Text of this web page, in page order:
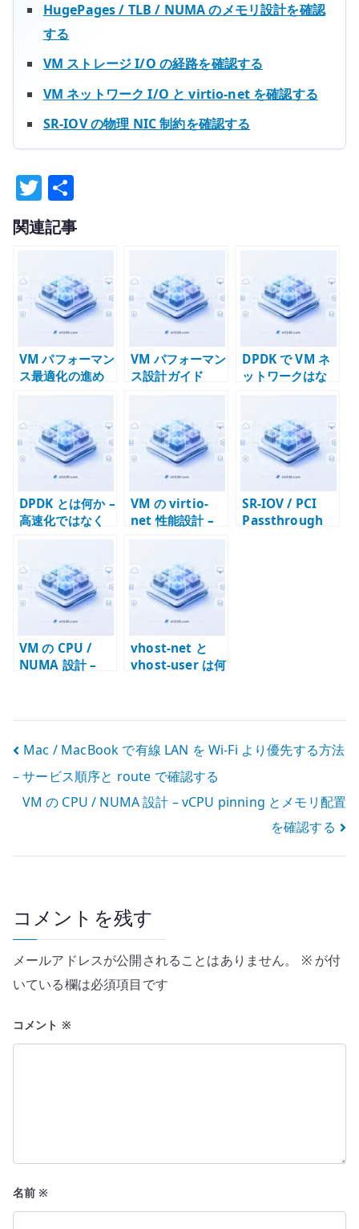
HugePages / TLB / NUMA のメモリ設計を確認
する
VM ストレージ I/O の経路を確認する
VM ネットワーク I/O と virtio-net を確認する
SR-IOV の物理 NIC 制約を確認する
T
w
it
r
有
関連記事
VM パフォーマン
ス最適化の進め
証
VM パフォーマン
ス設計ガイド
DPDK で VM ネ
ットワークはな
と NFV
dataplane
DPDK とは何か –
高速化ではなく
術
VM の virtio-
net 性能設計 –
queue を確認す
る
SR-IOV / PCI
Passthrough
VM の CPU /
NUMA 設計 –
vhost-net と
vhost-user は何
本
投
稿
ナ
ビ
ー
シ
ョ
ン
Mac / MacBook で有線 LAN を Wi-Fi より優先する方法
– サービス順序と route で確認する
VM の CPU / NUMA 設計 – vCPU pinning とメモリ配置
を確認する
コメントを残す
メールアドレスが公開されることはありません。 ※が付
いている欄は必須項目です
コメント ※
名前※